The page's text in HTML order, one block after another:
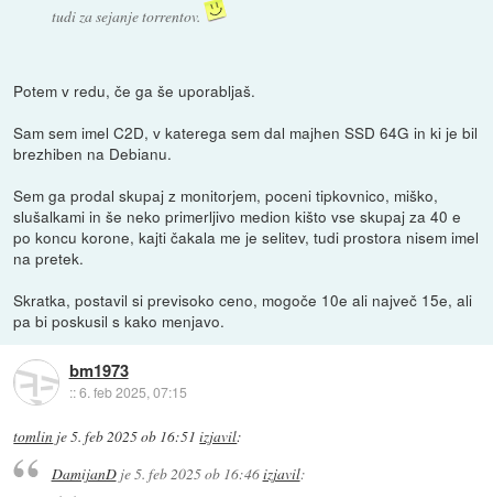
tudi za sejanje torrentov.
Potem v redu, če ga še uporabljaš.
Sam sem imel C2D, v katerega sem dal majhen SSD 64G in ki je bil
brezhiben na Debianu.
Sem ga prodal skupaj z monitorjem, poceni tipkovnico, miško,
slušalkami in še neko primerljivo medion kišto vse skupaj za 40 e
po koncu korone, kajti čakala me je selitev, tudi prostora nisem imel
na pretek.
Skratka, postavil si previsoko ceno, mogoče 10e ali največ 15e, ali
pa bi poskusil s kako menjavo.
bm1973
::6. feb 2025, 07:15
tomlin je5. feb 2025 ob 16:51 izjavil:
DamijanDje5. feb 2025 ob 16:46izjavil: